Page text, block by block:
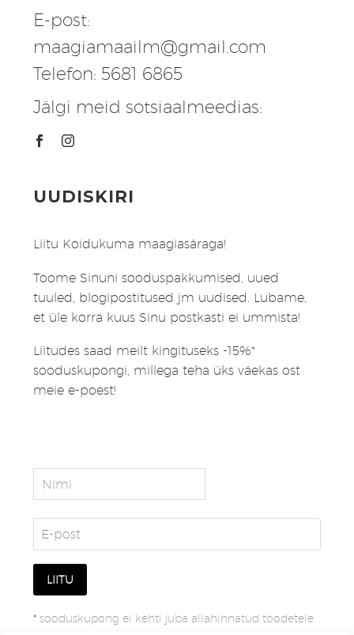
E-post:
maagiamaailm@gmail.com
Telefon: 5681 6865
Jälgi meid sotsiaalmeedias:
UUDISKIRI
Liitu Koidukuma maagiasäraga!
Toome Sinuni sooduspakkumised, uued
tuuled, blogipostitused jm uudised. Lubame,
et üle korra kuus Sinu postkasti ei ummista!
Liitudes saad meilt kingituseks -15%*
sooduskupongi, millega teha üks väekas ost
meie e-poest!
* sooduskupong ei kehti juba allahinnatud toodetele